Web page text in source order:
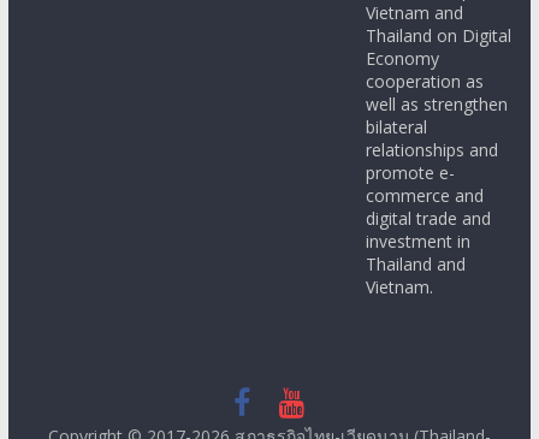
Vietnam and
Thailand on Digital
Economy
cooperation as
well as strengthen
bilateral
relationships and
promote e-
commerce and
digital trade and
investment in
Thailand and
Vietnam.